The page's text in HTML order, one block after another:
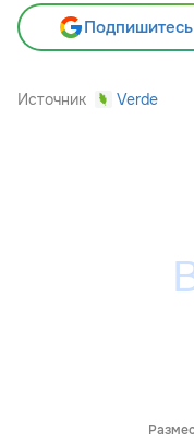
Источник Verde